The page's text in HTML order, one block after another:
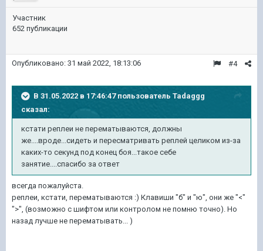
Участник
652 публикации
#4
Опубликовано: 31 май 2022, 18:13:06
В 31.05.2022 в 17:46:47 пользователь Tadaggg
сказал:
кстати реплеи не перематываются, должны
же....вроде...сидеть и пересматривать реплей целиком из-за
каких-то секунд под конец боя...такое себе
занятие....спасибо за ответ
всегда пожалуйста.
реплеи, кстати, перематываются :) Клавиши "б" и "ю", они же "<"
">", (возможно с шифтом или контролом не помню точно). Но
назад лучше не перематывать... )